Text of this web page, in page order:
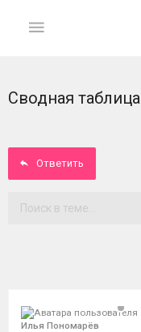
ГЛАВНАЯ
главную
ответов
Сводная таблица
Ответить
Илья Пономарёв